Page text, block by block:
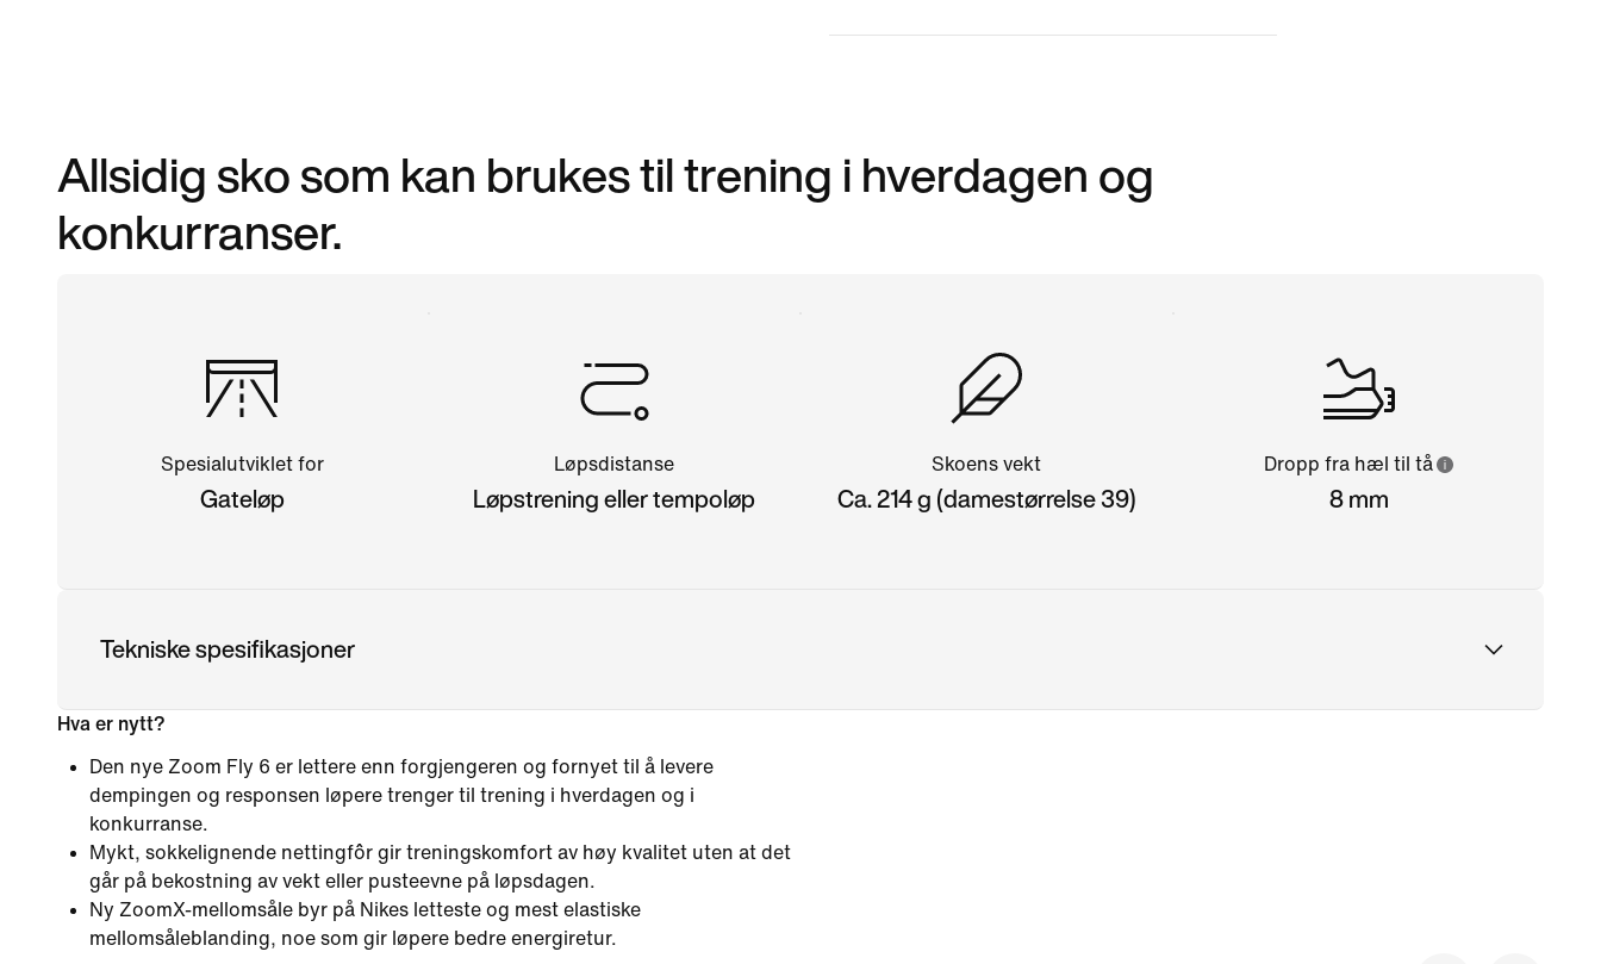
Allsidig sko som kan brukes til trening i hverdagen og
konkurranser.
Spesialutviklet for
Gateløp
Løpsdistanse
Løpstrening eller tempoløp
Skoens vekt
Ca. 214 g (damestørrelse 39)
Dropp fra hæl til tå
8 mm
Tekniske spesifikasjoner
Hva er nytt?
Den nye Zoom Fly 6 er lettere enn forgjengeren og fornyet til å levere
dempingen og responsen løpere trenger til trening i hverdagen og i
konkurranse.
Mykt, sokkelignende nettingfôr gir treningskomfort av høy kvalitet uten at det
går på bekostning av vekt eller pusteevne på løpsdagen.
Ny ZoomX-mellomsåle byr på Nikes letteste og mest elastiske
mellomsåleblanding, noe som gir løpere bedre energiretur.